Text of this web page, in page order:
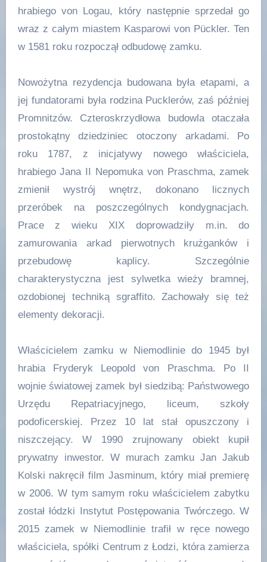
hrabiego von Logau, który następnie sprzedał go
wraz z całym miastem Kasparowi von Pückler. Ten
w 1581 roku rozpoczął odbudowę zamku.
Nowożytna rezydencja budowana była etapami, a
jej fundatorami była rodzina Pucklerów, zaś później
Promnitzów. Czteroskrzydłowa budowla otaczała
prostokątny dziedziniec otoczony arkadami. Po
roku 1787, z inicjatywy nowego właściciela,
hrabiego Jana II Nepomuka von Praschma, zamek
zmienił wystrój wnętrz, dokonano licznych
przeróbek na poszczególnych kondygnacjach.
Prace z wieku XIX doprowadziły m.in. do
zamurowania arkad pierwotnych krużganków i
przebudowę kaplicy. Szczególnie
charakterystyczna jest sylwetka wieży bramnej,
ozdobionej techniką sgraffito. Zachowały się też
elementy dekoracji.
Właścicielem zamku w Niemodlinie do 1945 był
hrabia Fryderyk Leopold von Praschma. Po II
wojnie światowej zamek był siedzibą: Państwowego
Urzędu Repatriacyjnego, liceum, szkoły
podoficerskiej. Przez 10 lat stał opuszczony i
niszczejący. W 1990 zrujnowany obiekt kupił
prywatny inwestor. W murach zamku Jan Jakub
Kolski nakręcił film Jasminum, który miał premierę
w 2006. W tym samym roku właścicielem zabytku
został łódzki Instytut Postępowania Twórczego. W
2015 zamek w Niemodlinie trafił w ręce nowego
właściciela, spółki Centrum z Łodzi, która zamierza